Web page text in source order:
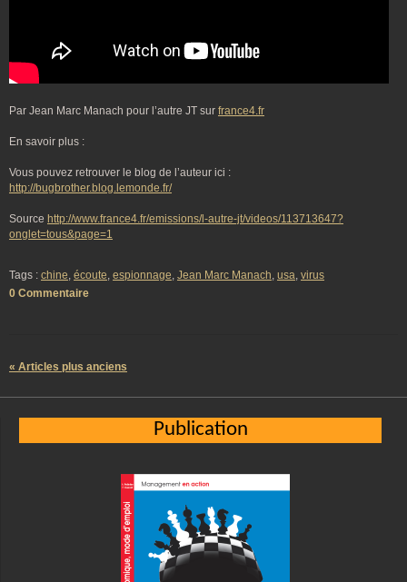
Par Jean Marc Manach pour l’autre JT sur france4.fr
En savoir plus :
Vous pouvez retrouver le blog de l’auteur ici :
http://bugbrother.blog.lemonde.fr/
Source http://www.france4.fr/emissions/l-autre-jt/videos/113713647?
onglet=tous&page=1
Tags : chine, écoute, espionnage, Jean Marc Manach, usa, virus
0 Commentaire
« Articles plus anciens
Publication